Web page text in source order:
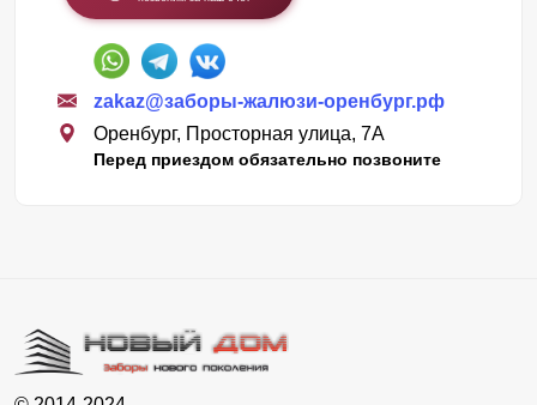
zakaz@заборы-жалюзи-оренбург.рф
Оренбург, Просторная улица, 7А
Перед приездом обязательно позвоните